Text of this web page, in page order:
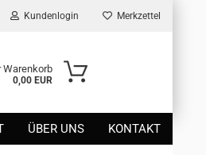
Kundenlogin Merkzettel
Warenkorb
0,00 EUR
ÜBER UNS KONTAKT